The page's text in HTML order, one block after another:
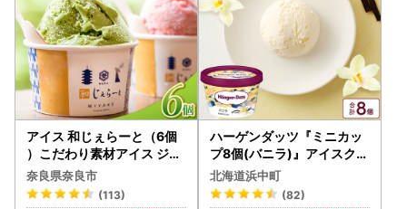
アイス 和じぇらーと（6個
）こだわり素材アイス ジェ
ラート J-05
奈良県奈良市
(113)
ハーゲンダッツ『ミニカッ
プ8個(バニラ)』アイスクリ
ーム アイス デザート_H001
6-106
北海道浜中町
(82)